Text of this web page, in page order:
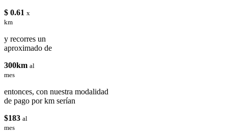
$ 0.61 x
km
y recorres un
aproximado de
300km al
mes
entonces, con nuestra modalidad
de pago por km serían
$183 al
mes